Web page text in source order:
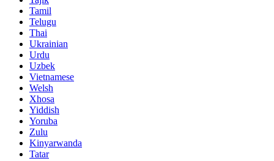
Tamil
Telugu
Thai
Ukrainian
Urdu
Uzbek
Vietnamese
Welsh
Xhosa
Yiddish
Yoruba
Zulu
Kinyarwanda
Tatar